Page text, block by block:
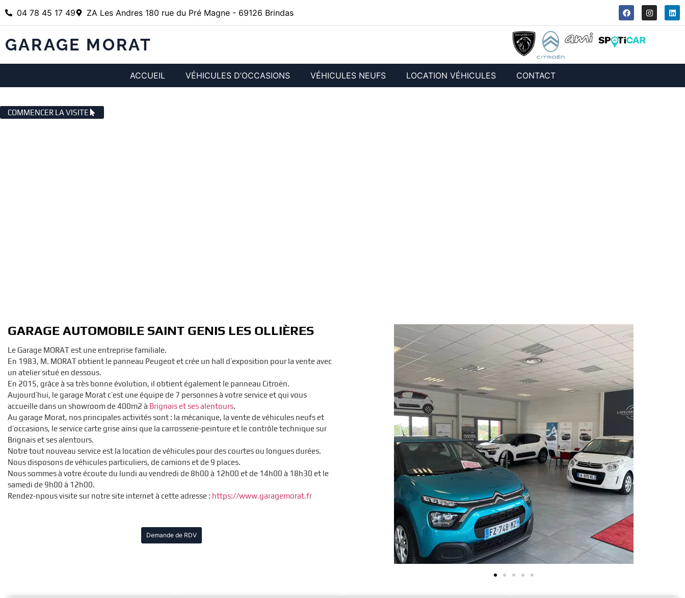
04 78 45 17 49 ZA Les Andres 180 rue du Pré Magne - 69126 Brindas
GARAGE MORAT
ACCUEIL VÉHICULES D’OCCASIONS VÉHICULES NEUFS LOCATION VÉHICULES CONTACT
COMMENCER LA VISITE
GARAGE AUTOMOBILE SAINT GENIS LES OLLIÈRES
Le Garage MORAT est une entreprise familiale.
En 1983, M. MORAT obtient le panneau Peugeot et crée un hall d’exposition pour la vente avec
un atelier situé en dessous.
En 2015, grâce à sa très bonne évolution, il obtient également le panneau Citroën.
Aujourd’hui, le garage Morat c’est une équipe de 7 personnes à votre service et qui vous
accueille dans un showroom de 400m2 à Brignais et ses alentours.
Au garage Morat, nos principales activités sont : la mécanique, la vente de véhicules neufs et
d’occasions, le service carte grise ainsi que la carrosserie-peinture et le contrôle technique sur
Brignais et ses alentours.
Notre tout nouveau service est la location de véhicules pour des courtes ou longues durées.
Nous disposons de véhicules particuliers, de camions et de 9 places.
Nous sommes à votre écoute du lundi au vendredi de 8h00 à 12h00 et de 14h00 à 18h30 et le
samedi de 9h00 à 12h00.
Rendez-npous visite sur notre site internet à cette adresse : https://www.garagemorat.fr
Demande de RDV